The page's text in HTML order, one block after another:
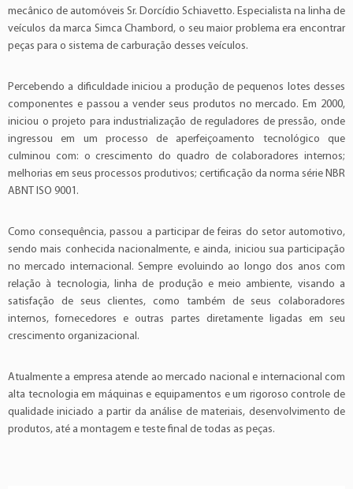
mecânico de automóveis Sr. Dorcídio Schiavetto. Especialista na linha de
veículos da marca Simca Chambord, o seu maior problema era encontrar
peças para o sistema de carburação desses veículos.
Percebendo a dificuldade iniciou a produção de pequenos lotes desses
componentes e passou a vender seus produtos no mercado. Em 2000,
iniciou o projeto para industrialização de reguladores de pressão, onde
ingressou em um processo de aperfeiçoamento tecnológico que
culminou com: o crescimento do quadro de colaboradores internos;
melhorias em seus processos produtivos; certificação da norma série NBR
ABNT ISO 9001.
Como consequência, passou a participar de feiras do setor automotivo,
sendo mais conhecida nacionalmente, e ainda, iniciou sua participação
no mercado internacional. Sempre evoluindo ao longo dos anos com
relação à tecnologia, linha de produção e meio ambiente, visando a
satisfação de seus clientes, como também de seus colaboradores
internos, fornecedores e outras partes diretamente ligadas em seu
crescimento organizacional.
Atualmente a empresa atende ao mercado nacional e internacional com
alta tecnologia em máquinas e equipamentos e um rigoroso controle de
qualidade iniciado a partir da análise de materiais, desenvolvimento de
produtos, até a montagem e teste final de todas as peças.